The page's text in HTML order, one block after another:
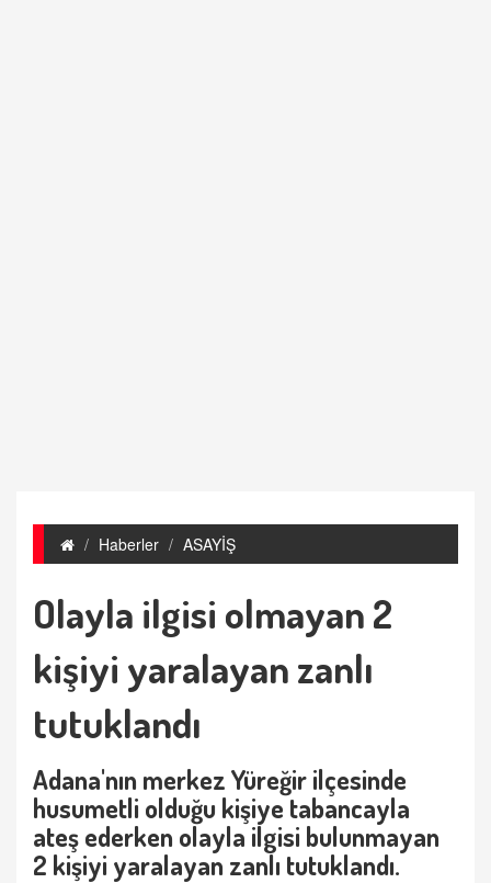
Haberler ASAYİŞ
Olayla ilgisi olmayan 2
kişiyi yaralayan zanlı
tutuklandı
Adana'nın merkez Yüreğir ilçesinde
husumetli olduğu kişiye tabancayla
ateş ederken olayla ilgisi bulunmayan
2 kişiyi yaralayan zanlı tutuklandı.